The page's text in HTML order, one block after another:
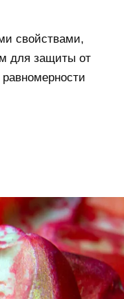
свойствами,
для защиты от